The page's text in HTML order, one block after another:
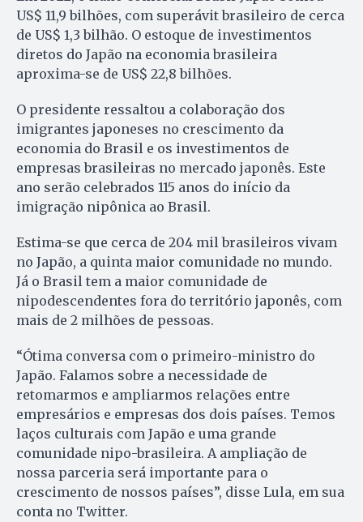
US$ 11,9 bilhões, com superávit brasileiro de cerca
de US$ 1,3 bilhão. O estoque de investimentos
diretos do Japão na economia brasileira
aproxima-se de US$ 22,8 bilhões.
O presidente ressaltou a colaboração dos
imigrantes japoneses no crescimento da
economia do Brasil e os investimentos de
empresas brasileiras no mercado japonês. Este
ano serão celebrados 115 anos do início da
imigração nipônica ao Brasil.
Estima-se que cerca de 204 mil brasileiros vivam
no Japão, a quinta maior comunidade no mundo.
Já o Brasil tem a maior comunidade de
nipodescendentes fora do território japonês, com
mais de 2 milhões de pessoas.
“Ótima conversa com o primeiro-ministro do
Japão. Falamos sobre a necessidade de
retomarmos e ampliarmos relações entre
empresários e empresas dos dois países. Temos
laços culturais com Japão e uma grande
comunidade nipo-brasileira. A ampliação de
nossa parceria será importante para o
crescimento de nossos países”, disse Lula, em sua
conta no Twitter.